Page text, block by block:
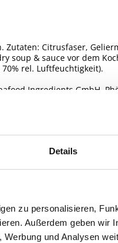
Details
zu personalisieren,
Außerdem geben wir
und Analysen
Zutaten: Citrusfaser,
soup & sauce vor dem
rel. Luftfeuchtigkeit).
Ingredients GmbH,
AUCH